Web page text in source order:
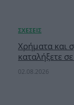
Χρήματα και
καταλήξετε
02.08.2026